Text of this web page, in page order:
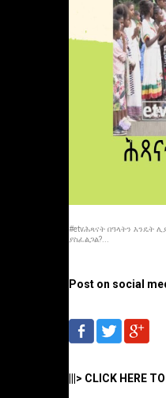
#etvሕጻናት በዓላትን እንዴት
ያስፈልጋል?...
Post on social
|||> CLICK HERE